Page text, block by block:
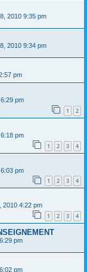
2010 9:35 pm
2010 9:34 pm
pm
pm
1 2
pm
1 2 3 4
pm
1 2 3 4
2010 4:22 pm
1 2 3 4
pm
pm